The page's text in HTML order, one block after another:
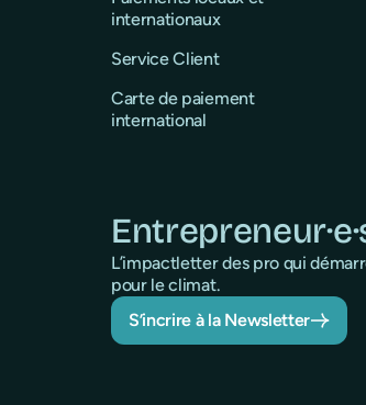
internationaux
Service Client
Carte de paiement
international
L’impactletter des pro qui
pour le climat.
S’incrire à la Newsletter